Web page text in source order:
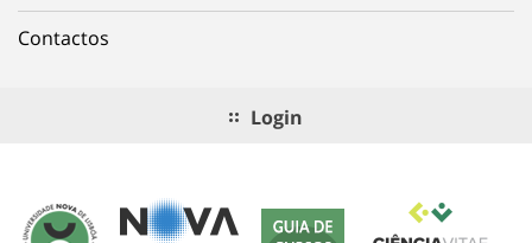
Contactos
Login